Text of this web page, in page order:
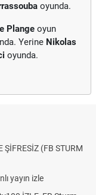
oyunda.
Plange oyun
Yerine Nikolas
oyunda.
ŞİFRESİZ (FB STURM
yayın izle